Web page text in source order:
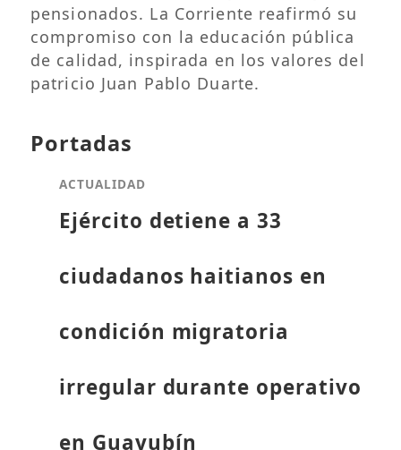
pensionados. La Corriente reafirmó su
compromiso con la educación pública
de calidad, inspirada en los valores del
patricio Juan Pablo Duarte.
Portadas
ACTUALIDAD
Ejército detiene a 33
ciudadanos haitianos en
condición migratoria
irregular durante operativo
en Guayubín